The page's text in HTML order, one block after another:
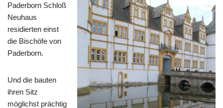
Paderborn Schloß
Neuhaus
residierten einst
die Bischöfe von
Paderborn.
Und die bauten
ihren Sitz
möglichst prächtig